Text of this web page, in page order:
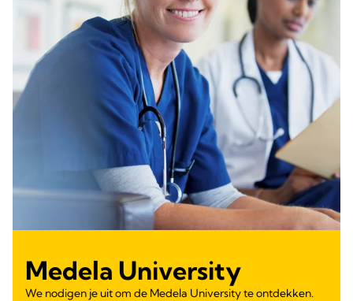
Medela University
We nodigen je uit om de Medela University te ontdekken.